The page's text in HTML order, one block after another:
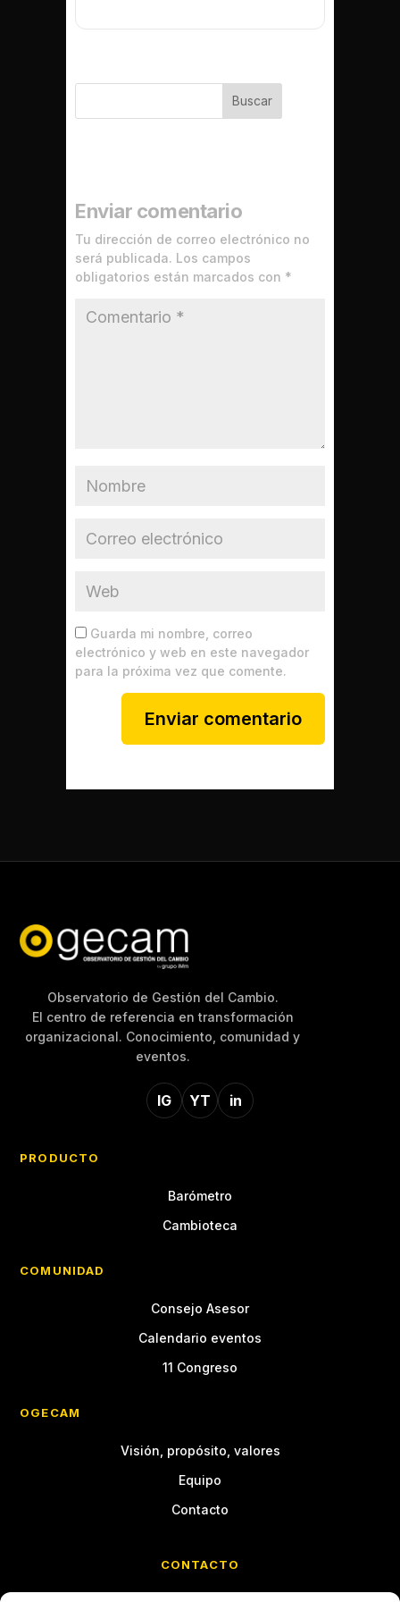
Buscar
Enviar comentario
Tu dirección de correo electrónico no
será publicada. Los campos
obligatorios están marcados con *
Guarda mi nombre, correo
electrónico y web en este navegador
para la próxima vez que comente.
Observatorio de Gestión del Cambio.
El centro de referencia en transformación
organizacional. Conocimiento, comunidad y
eventos.
IG YT in
PRODUCTO
Barómetro
Cambioteca
COMUNIDAD
Consejo Asesor
Calendario eventos
11 Congreso
OGECAM
Visión, propósito, valores
Equipo
Contacto
CONTACTO